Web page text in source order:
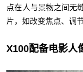
点在人与景物之间无
片，如改变焦点、调
X100配备电影人